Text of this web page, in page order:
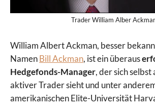
Trader William Alber
William Albert Ackman, besser
NamenBill Ackman, ist ein überaus
Hedgefonds-Manager, der sich
aktiver Trader sieht und unter
amerikanischen Elite-Universität